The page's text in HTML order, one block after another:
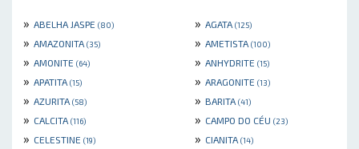
» ABELHA JASPE (80) » AGATA (125)
» AMAZONITA (35) » AMETISTA (100)
» AMONITE (64) » ANHYDRITE (15)
» APATITA (15) » ARAGONITE (13)
» AZURITA (58) » BARITA (41)
» CALCITA (116) » CAMPO DO CÉU (23)
» CELESTINE (19) » CIANITA (14)